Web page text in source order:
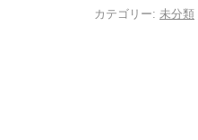
カテゴリー: 未分類